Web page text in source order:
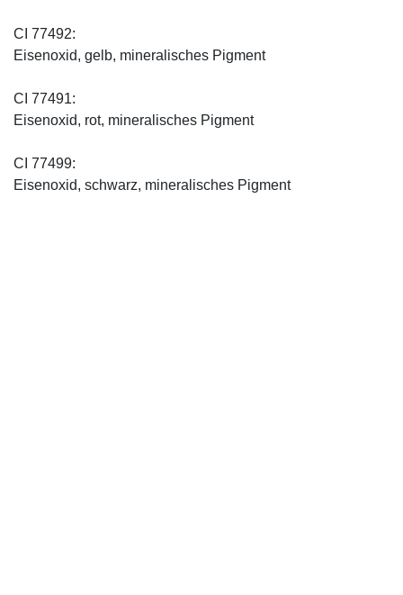
CI 77492:
Eisenoxid, gelb, mineralisches Pigment
CI 77491:
Eisenoxid, rot, mineralisches Pigment
CI 77499:
Eisenoxid, schwarz, mineralisches Pigment